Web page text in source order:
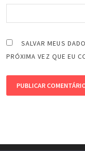
SALVAR MEUS
PRÓXIMA VEZ QUE EU